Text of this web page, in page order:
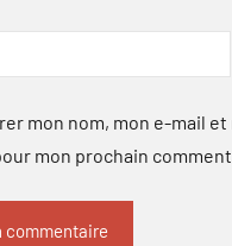
mon nom, mon e-mail et
mon prochain